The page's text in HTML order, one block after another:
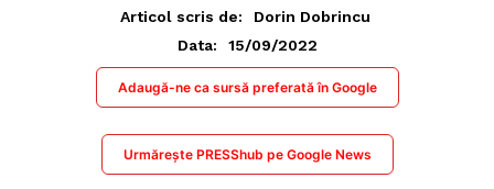
Articol scris de:
Dorin Dobrincu
Data:
15/09/2022
Adaugă-ne ca sursă preferată în Google
Urmărește PRESShub pe Google News